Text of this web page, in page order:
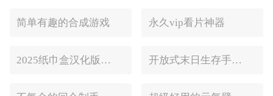
简单有趣的合成游戏 永久vip看片神器
2025纸巾盒汉化版手游推荐 开放式末日生存手游合集